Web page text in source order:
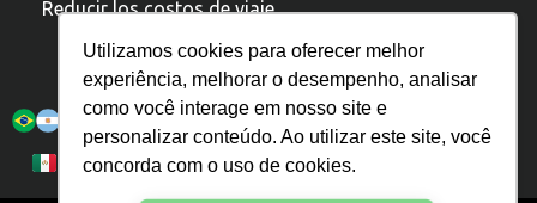
Utilizamos cookies para oferecer melhor
experiência, melhorar o desempenho, analisar
como você interage em nosso site e
personalizar conteúdo. Ao utilizar este site, você
concorda com o uso de cookies.
Reducir los costos de viaje
Español
Português
Política de Privacidad